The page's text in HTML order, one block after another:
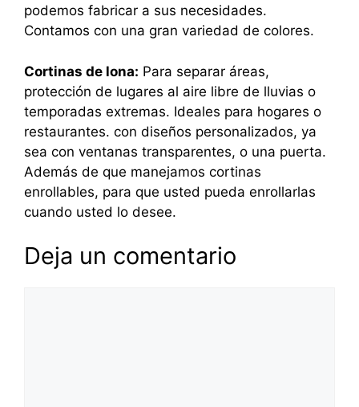
podemos fabricar a sus necesidades.
Contamos con una gran variedad de colores.
Cortinas de lona: Para separar áreas,
protección de lugares al aire libre de lluvias o
temporadas extremas. Ideales para hogares o
restaurantes. con diseños personalizados, ya
sea con ventanas transparentes, o una puerta.
Además de que manejamos cortinas
enrollables, para que usted pueda enrollarlas
cuando usted lo desee.
Deja un comentario